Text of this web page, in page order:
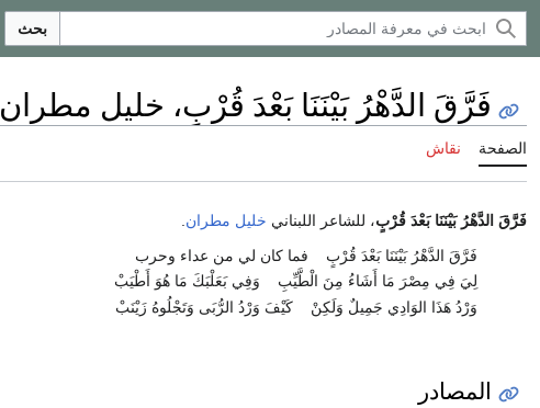
بحث
فَرَّقَ الدَّهْرُ بَيْنَنَا بَعْدَ قُرْبٍ، خليل مطران
الصفحة نقاش
فَرَّقَ الدَّهْرُ بَيْنَنَا بَعْدَ قُرْبٍ، للشاعر اللبناني خليل مطران
فَرَّقَ الدَّهْرُ بَيْنَنَا بَعْدَ قُرْبٍ
فما كان لي من عداء وحرب
لِيَ فِي مِصْرَ مَا أَشَاءُ مِنَ الْطَّيِّبِ
وَفِي بَعَلْبَكَ مَا هُوَ أَطْيَبْ
وَرْدُ هَذَا الوَادِي جَمِيلٌ وَلَكِنْ
كَيْفَ وَرْدُ الرُّبَى وَتَجْلُوهُ زَيْنَبْ
المصادر